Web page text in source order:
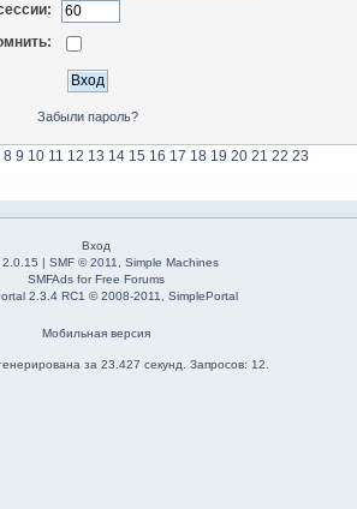
Забыли пароль?
8 9 10 11 12 13 14 15 16 17 18 19 20 21 22 23
Вход
2.0.15 |SMF © 2011 ,Simple Machines
SMFAds forFree Forums
2.3.4 RC1 © 2008-2011, SimplePortal
Мобильная версия
за 23.427 секунд. Запросов: 12.